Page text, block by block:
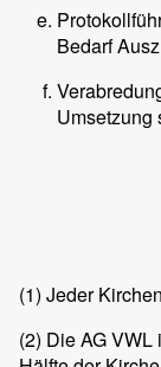
Bedarf
Umsetzung
(1) Jeder
(2) Die AG